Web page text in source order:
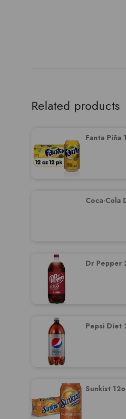
Related products
Fanta Piña
Coca-Cola
Dr Pepper
Pepsi Diet
Sunkist